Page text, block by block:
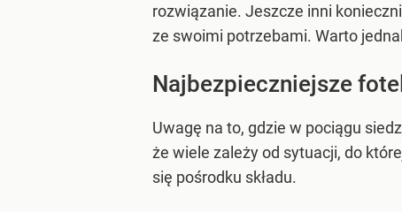
rozwiązanie. Jeszcze inni
ze swoimi potrzebami. Warto
Najbezpieczniejsze
Uwagę na to, gdzie w pociągu
że wiele zależy od sytuacji, do
się pośrodku składu.